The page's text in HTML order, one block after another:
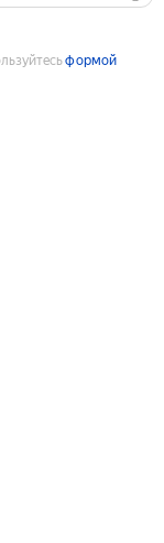
формой